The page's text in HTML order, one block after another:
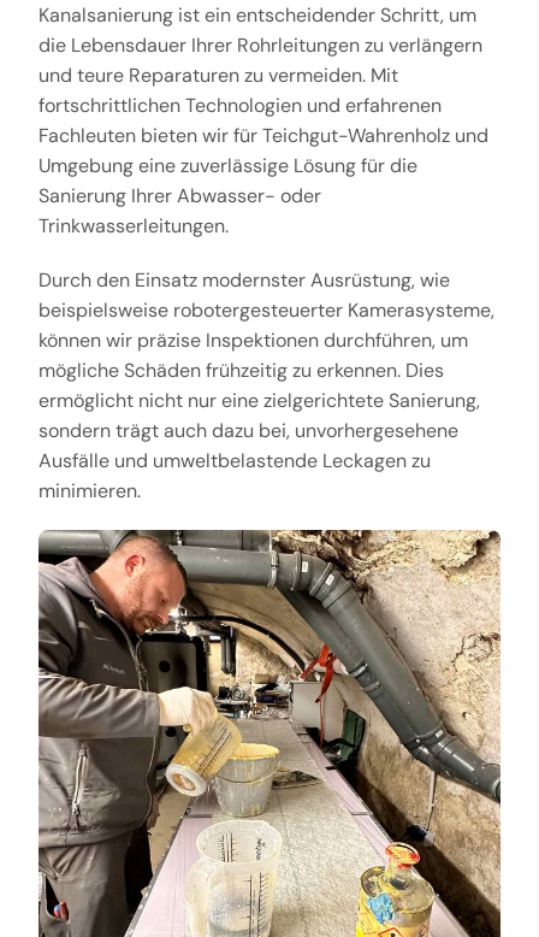
Kanalsanierung ist ein entscheidender Schritt, um
die Lebensdauer Ihrer Rohrleitungen zu verlängern
und teure Reparaturen zu vermeiden. Mit
fortschrittlichen Technologien und erfahrenen
Fachleuten bieten wir für Teichgut-Wahrenholz und
Umgebung eine zuverlässige Lösung für die
Sanierung Ihrer Abwasser- oder
Trinkwasserleitungen.
Durch den Einsatz modernster Ausrüstung, wie
beispielsweise robotergesteuerter Kamerasysteme,
können wir präzise Inspektionen durchführen, um
mögliche Schäden frühzeitig zu erkennen. Dies
ermöglicht nicht nur eine zielgerichtete Sanierung,
sondern trägt auch dazu bei, unvorhergesehene
Ausfälle und umweltbelastende Leckagen zu
minimieren.